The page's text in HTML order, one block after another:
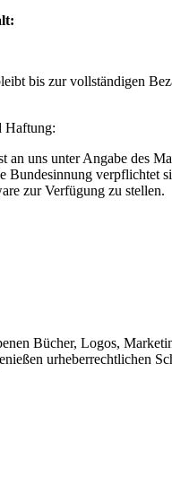
bis zur vollständigen
Haftung:
an uns unter Angabe des
Bundesinnung verpflichtet
zur Verfügung zu stellen.
Bücher, Logos,
urheberrechtlichen